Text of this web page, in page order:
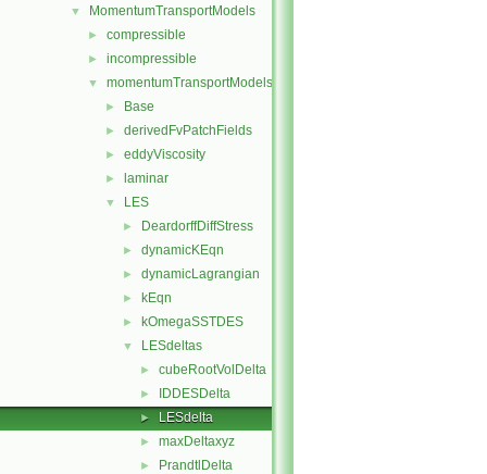
▼ MomentumTransportModels
► compressible
► incompressible
▼ momentumTransportModels
► Base
► derivedFvPatchFields
► eddyViscosity
► laminar
▼ LES
► DeardorffDiffStress
► dynamicKEqn
► dynamicLagrangian
► kEqn
► kOmegaSSTDES
▼ LESdeltas
► cubeRootVolDelta
► IDDESDelta
► LESdelta
► maxDeltaxyz
► PrandtlDelta